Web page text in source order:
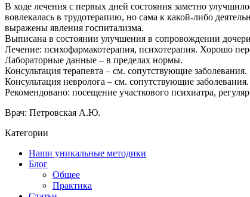
В ходе лечения с первых дней состояния заметно
вовлекалась в трудотерапию, но сама к какой-либо
выражены явления госпитализма.
Выписана в состоянии улучшения в сопровождении
Лечение: психофармакотерапия, психотерапия. Хорошо
Лабораторные данные – в пределах нормы.
Консультация терапевта – см. сопутствующие заболевания.
Консультация невролога – см. сопутствующие заболевания.
Рекомендовано: посещение участкового психиатра,
Врач: Петровская А.Ю.
Категории
Наши уникальные методики
Блог
Общее
Практика